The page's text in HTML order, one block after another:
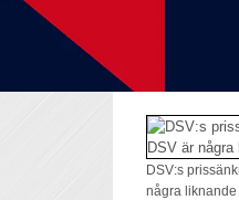
DSV:s
några